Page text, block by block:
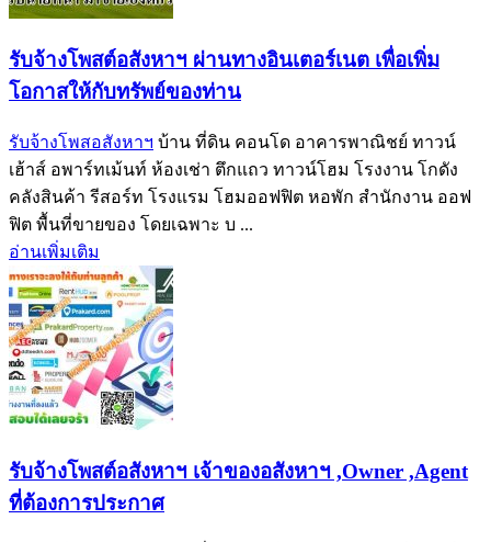
รับจ้างโพสต์อสังหาฯ ผ่านทางอินเตอร์เนต เพื่อเพิ่ม
โอกาสให้กับทรัพย์ของท่าน
รับจ้างโพสอสังหาฯ บ้าน ที่ดิน คอนโด อาคารพาณิชย์ ทาวน์
เฮ้าส์ อพาร์ทเม้นท์ ห้องเช่า ตึกแถว ทาวน์โฮม โรงงาน โกดัง
คลังสินค้า รีสอร์ท โรงแรม โฮมออฟฟิต หอพัก สำนักงาน ออฟ
ฟิต พื้นที่ขายของ โดยเฉพาะ บ ...
อ่านเพิ่มเติม
รับจ้างโพสต์อสังหาฯ เจ้าของอสังหาฯ ,Owner ,Agent
ที่ต้องการประกาศ